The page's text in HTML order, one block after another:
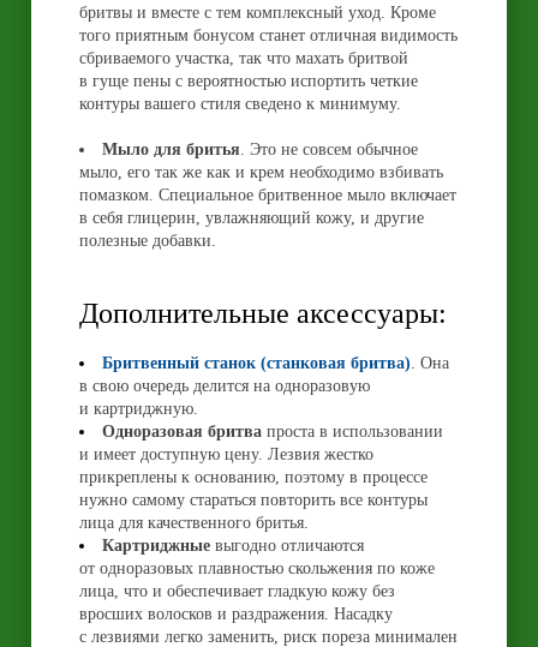
бритвы и вместе с тем комплексный уход. Кроме
того приятным бонусом станет отличная видимость
сбриваемого участка, так что махать бритвой
в гуще пены с вероятностью испортить четкие
контуры вашего стиля сведено к минимуму.
Мыло для бритья. Это не совсем обычное
мыло, его так же как и крем необходимо взбивать
помазком. Специальное бритвенное мыло включает
в себя глицерин, увлажняющий кожу, и другие
полезные добавки.
Дополнительные аксессуары:
Бритвенный станок (станковая бритва). Она
в свою очередь делится на одноразовую
и картриджную.
Одноразовая бритва проста в использовании
и имеет доступную цену. Лезвия жестко
прикреплены к основанию, поэтому в процессе
нужно самому стараться повторить все контуры
лица для качественного бритья.
Картриджные выгодно отличаются
от одноразовых плавностью скольжения по коже
лица, что и обеспечивает гладкую кожу без
вросших волосков и раздражения. Насадку
с лезвиями легко заменить, риск пореза минимален